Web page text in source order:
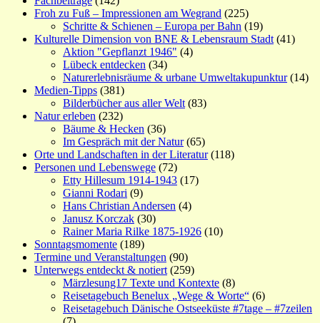
Froh zu Fuß – Impressionen am Wegrand (225)
Schritte & Schienen – Europa per Bahn (19)
Kulturelle Dimension von BNE & Lebensraum Stadt (41)
Aktion "Gepflanzt 1946" (4)
Lübeck entdecken (34)
Naturerlebnisräume & urbane Umweltakupunktur(14)
Medien-Tipps (381)
Bilderbücher aus aller Welt (83)
Natur erleben (232)
Bäume & Hecken (36)
Im Gespräch mit der Natur(65)
Orte und Landschaften in der Literatur(118)
Personen und Lebenswege (72)
Etty Hillesum 1914-1943 (17)
Gianni Rodari (9)
Hans Christian Andersen (4)
Janusz Korczak (30)
Rainer Maria Rilke 1875-1926 (10)
Sonntagsmomente (189)
Termine und Veranstaltungen (90)
Unterwegs entdeckt & notiert (259)
Märzlesung17 Texte und Kontexte (8)
Reisetagebuch Benelux „Wege & Worte“ (6)
Reisetagebuch Dänische Ostseeküste #7tage – #7zeilen